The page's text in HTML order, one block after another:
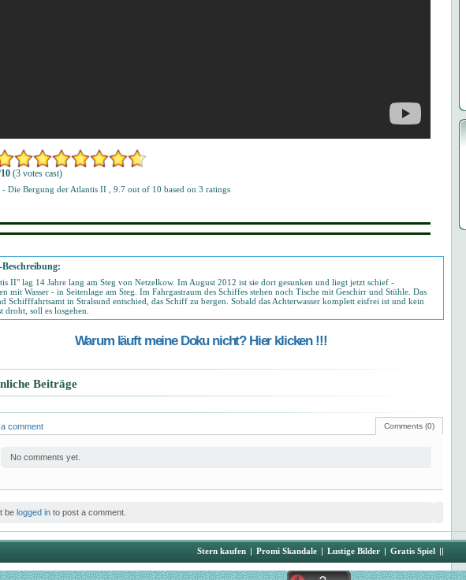
10 (3 votes cast)
- Die Bergung der Atlantis II 9.7 out of 10 based on 3 ratings
II" lag 14 Jahre lang am Steg von Netzelkow. Im August 2012 ist sie dort gesunken und liegt jetzt schief -
mit Wasser - in Seitenlage am Steg. Im Fahrgastraum des Schiffes stehen noch Tische mit Geschirr und Stühle. Das
Schifffahrtsamt in Stralsund entschied, das Schiff zu bergen. Sobald das Achterwasser komplett eisfrei ist und kein
droht, soll es losgehen.
Warum läuft meine Doku nicht? Hier klicken !!!
Beiträge
Comments (0)
comment
No comments yet.
be logged in to post a comment.
Stern kaufen | Promi Skandale | Lustige Bilder | Gratis Spiel ||